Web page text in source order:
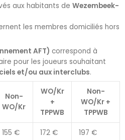
aux habitants de Wezembeek-
les membres domiciliés hors
AFT) correspond à
pour les joueurs souhaitant
et/ou aux interclubs.
Non-
WO/Kr
WO/Kr
+
TPPWB
Non-
WO/Kr +
TPPWB
155 € 172 € 197 €